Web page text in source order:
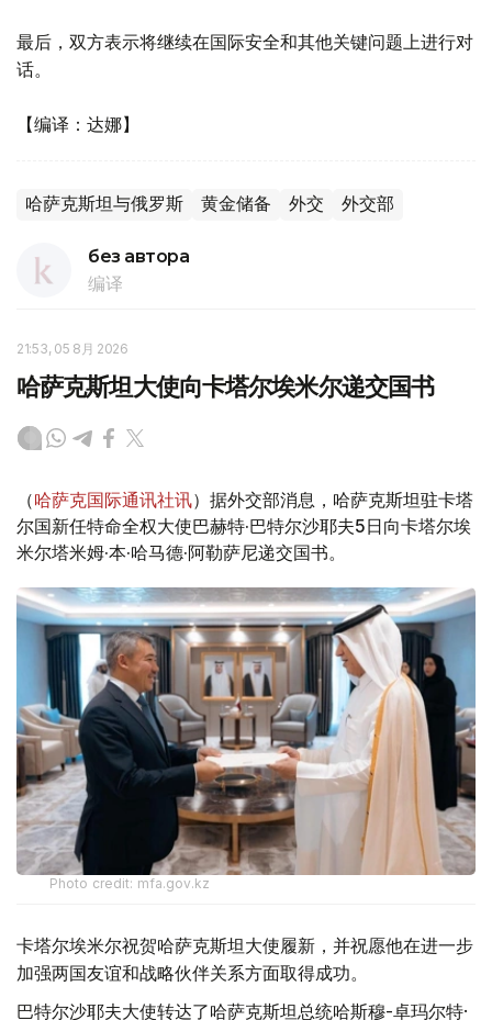
最后，双方表示将继续在国际安全和其他关键问题上进行对
话。
【编译：达娜】
哈萨克斯坦与俄罗斯 黄金储备 外交 外交部
без автора
编译
21:53, 05 8月 2026
哈萨克斯坦大使向卡塔尔埃米尔递交国书
（哈萨克国际通讯社讯）据外交部消息，哈萨克斯坦驻卡塔
尔国新任特命全权大使巴赫特·巴特尔沙耶夫5日向卡塔尔埃
米尔塔米姆·本·哈马德·阿勒萨尼递交国书。
Photo credit: mfa.gov.kz
卡塔尔埃米尔祝贺哈萨克斯坦大使履新，并祝愿他在进一步
加强两国友谊和战略伙伴关系方面取得成功。
巴特尔沙耶夫大使转达了哈萨克斯坦总统哈斯穆-卓玛尔特·